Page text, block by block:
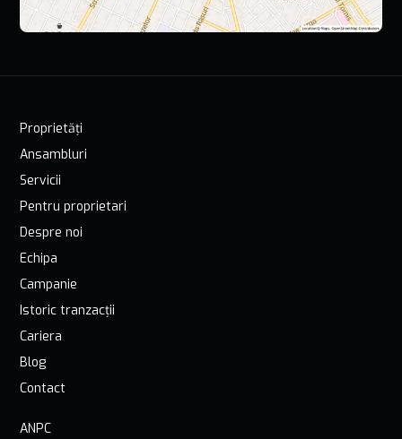
Proprietăți
Ansambluri
Servicii
Pentru proprietari
Despre noi
Echipa
Campanie
Istoric tranzacții
Cariera
Blog
Contact
ANPC